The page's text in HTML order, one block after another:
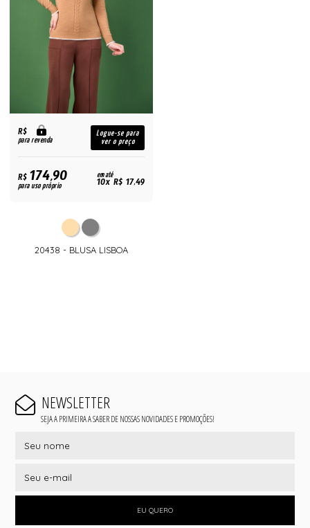
R$
para revenda
Logue-se para
ver o preço
R$174,90
para uso próprio
em até
10x R$ 17,49
20438 - BLUSA LISBOA
NEWSLETTER
SEJA A PRIMEIRA A SABER DE NOSSAS NOVIDADES E PROMOÇÕES!
EU QUERO